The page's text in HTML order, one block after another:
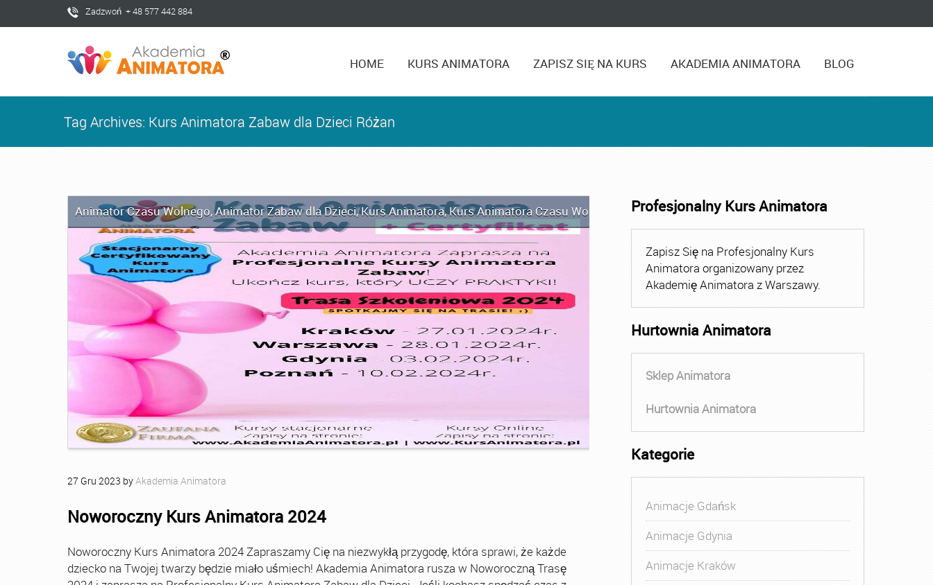
Zadzwoń + 48 577 442 884
HOME KURS ANIMATORA ZAPISZ SIĘ NA KURS AKADEMIA ANIMATORA BLOG
Tag Archives: Kurs Animatora Zabaw dla Dzieci Różan
Animator Czasu Wolnego,Animator Zabaw dla Dzieci,Kurs Animatora,Kurs Animatora Czasu Wolnego Kurs Animatora Czasu Wolnego Warszawa
27 Gru 2023 byAkademia Animatora
Noworoczny Kurs Animatora 2024
Noworoczny Kurs Animatora 2024 Zapraszamy Cię na niezwykłą przygodę, która sprawi, że każde
dziecko na Twojej twarzy będzie miało uśmiech! Akademia Animatora rusza w Noworoczną Trasę
Profesjonalny Kurs Animatora
Zapisz Się na Profesjonalny Kurs
Animatora organizowany przez
Akademię Animatora z Warszawy.
Hurtownia Animatora
Sklep Animatora
Hurtownia Animatora
Kategorie
Animacje Gdańsk
Animacje Gdynia
Animacje Kraków